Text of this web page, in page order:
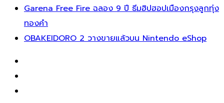
Garena Free Fire ฉลอง 9 ปี ธีมฮิปฮอปเมืองกรุงลูกทุ่ง
ทองคำ
OBAKEIDORO 2 วางขายแล้วบน Nintendo eShop